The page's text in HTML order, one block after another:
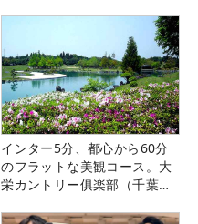
インター5分、都心から60分
のフラットな美観コース。大
栄カントリー俱楽部（千葉